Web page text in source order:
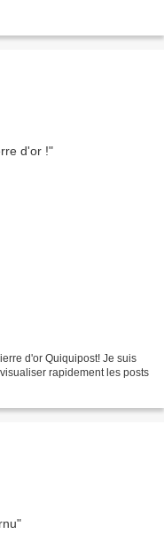
d'or Quiquipost! Je suis
rapidement les posts